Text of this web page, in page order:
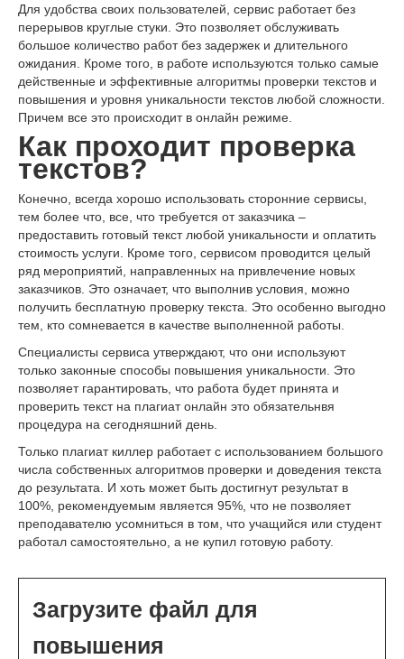
Для удобства своих пользователей, сервис работает без
перерывов круглые стуки. Это позволяет обслуживать
большое количество работ без задержек и длительного
ожидания. Кроме того, в работе используются только самые
действенные и эффективные алгоритмы проверки текстов и
повышения и уровня уникальности текстов любой сложности.
Причем все это происходит в онлайн режиме.
Как проходит проверка
текстов?
Конечно, всегда хорошо использовать сторонние сервисы,
тем более что, все, что требуется от заказчика –
предоставить готовый текст любой уникальности и оплатить
стоимость услуги. Кроме того, сервисом проводится целый
ряд мероприятий, направленных на привлечение новых
заказчиков. Это означает, что выполнив условия, можно
получить бесплатную проверку текста. Это особенно выгодно
тем, кто сомневается в качестве выполненной работы.
Специалисты сервиса утверждают, что они используют
только законные способы повышения уникальности. Это
позволяет гарантировать, что работа будет принята и
проверить текст на плагиат онлайн это обязательнвя
процедура на сегодняшний день.
Только плагиат киллер работает с использованием большого
числа собственных алгоритмов проверки и доведения текста
до результата. И хоть может быть достигнут результат в
100%, рекомендуемым является 95%, что не позволяет
преподавателю усомниться в том, что учащийся или студент
работал самостоятельно, а не купил готовую работу.
Загрузите файл для
повышения